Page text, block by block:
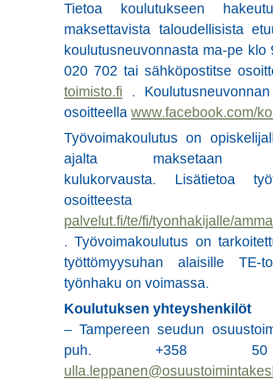
Tietoa koulutukseen
maksettavista taloudellisista
koulutusneuvonnasta ma-pe
020 702 tai sähköpostitse
toimisto.fi .
osoitteella www.facebook.com/
Työvoimakoulutus on
ajalta maksetaan
kulukorvausta. Lisätietoa
palvelut.fi/te/fi/tyonhakijalle/
. Työvoimakoulutus on
työttömyysuhan alaisille TE-
työnhaku on voimassa.
Koulutuksen yhteyshenkilöt
– Tampereen seudun
puh. +358